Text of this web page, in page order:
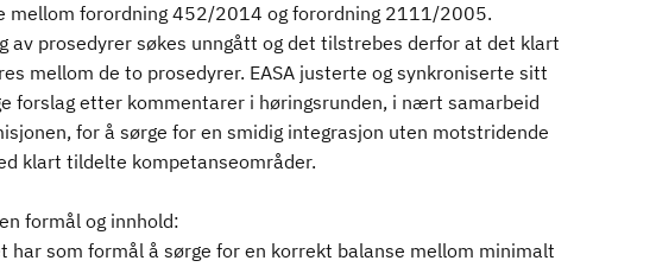
mellom forordning 452/2014 og forordning 2111/2005.
av prosedyrer søkes unngått og det tilstrebes derfor at det klart
mellom de to prosedyrer. EASA justerte og synkroniserte sitt
forslag etter kommentarer i høringsrunden, i nært samarbeid
for å sørge for en smidig integrasjon uten motstridende
klart tildelte kompetanseområder.
formål og innhold:
har som formål å sørge for en korrekt balanse mellom minimalt